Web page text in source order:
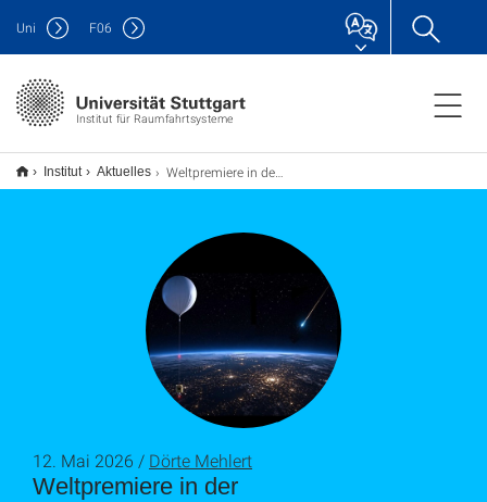
Institut für Raumfahrtsysteme
Uni F06
Institut Aktuelles Weltpremiere in der Atmosphärenforschung: Erstes ultraviolettes Meteorspektrum aus der Stratosphäre
Weltpremiere in der
12. Mai 2026 / Dörte Mehlert